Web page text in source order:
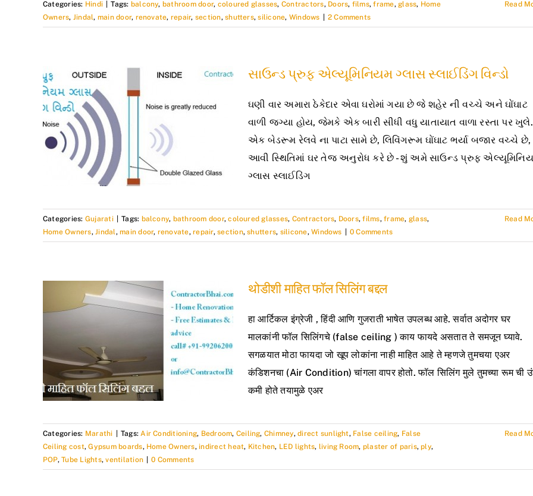
Categories: Hindi Tags: balcony, bathroom door, coloured glasses, Contractors, Doors, films,frame,glass, Home
Owners, Jindal, main door, renovate, repair, section,shutters,silicone, Windows 2 Comments
Read
સાઉન્ડ પ્રુફ એલ્યૂમિનિયમ ગ્લાસ સ્લાઈડિંગ વિન્ડો
ઘણી વાર અમારા ઠેકેદાર એવા ઘરોમાં ગયા છે જે શહેર ની વચ્ચે અને ઘોંઘાટ
વાળી જગ્યા હોય, જેમકે એક બારી સીધી વધુ યાતાયાત વાળા રસ્તા પર ખુલે.
એક બેડરૂમ રેલવે ના પાટા સામે છે, લિવિંગરૂમ ઘોંઘાટ ભર્યા બજાર વચ્ચે છે,
આવી સ્થિતિમાં ઘર તેજ અનુરોધ કરે છે - શું અમે સાઉન્ડ પ્રુફ
ગ્લાસ સ્લાઈડિંગ
Categories: Gujarati Tags: balcony, bathroom door,coloured glasses, Contractors, Doors,films,frame, glass,
Home Owners,Jindal,main door, renovate,repair,section,shutters, silicone,Windows 0 Comments
Read
थोडीशी माहित फॉल सिलिंग बद्दल
हा आर्टिकल इंग्रेजी , हिंदी आणि गुजराती भाषेत उपलब्ध आहे. सर्वात अदोगर घर
मालकांनी फॉल सिलिंगचे (false ceiling ) काय फायदे असतात ते समजून घ्यावे.
सगळयात मोठा फायदा जो खूप लोकांना नाही माहित आहे ते म्हणजे तुमचया एअर
कंडिशनचा (Air Condition) चांगला वापर होतो. फॉल सिलिंग मुले तुमच्या रूम ची
कमी होते तयामुळे एअर
Categories: Marathi Tags:Air Conditioning, Bedroom, Ceiling, Chimney,direct sunlight, False ceiling, False
Ceiling cost,Gypsum boards, Home Owners, indirect heat, Kitchen, LED lights, living Room, plaster of paris,ply,
POP,Tube Lights,ventilation 0 Comments
Read